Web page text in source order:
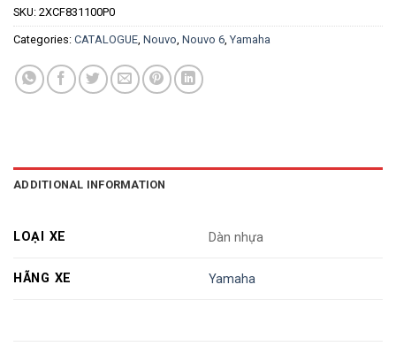
SKU: 2XCF831100P0
Categories: CATALOGUE, Nouvo, Nouvo 6, Yamaha
ADDITIONAL INFORMATION
LOẠI XE Dàn nhựa
HÃNG XE Yamaha